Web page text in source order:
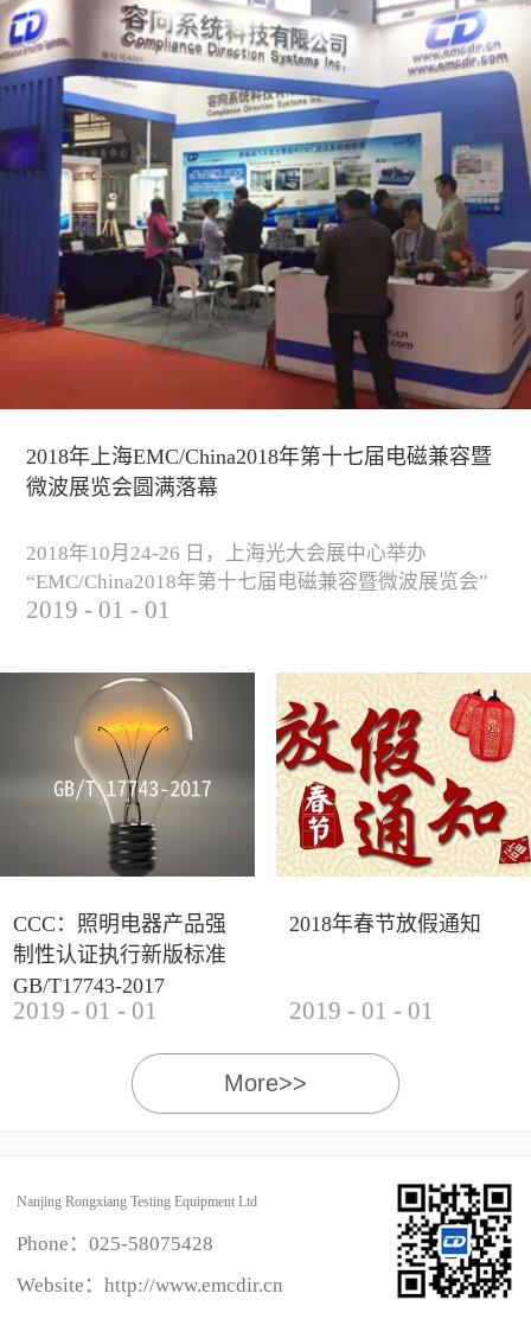
2018年上海EMC/China2018年第十七届电磁兼容暨
微波展览会圆满落幕
2018年10月24-26 日，上海光大会展中心举办
“EMC/China2018年第十七届电磁兼容暨微波展览会”
圆满落幕。我公司与来自军工、汽车、科研院校、通
状与未来，并展出测试、整改等行业尖端设备，吸引
业内外人士参观驻足。展会期间我公司举办了《电磁
兼容测试和设计技术》技术讲座，本次讲座同时特邀
德国Langer公司资深工程师Lars Glaesser...
2019 - 01 - 01
CCC：照明电器产品强
制性认证执行新版标准
GB/T17743-2017
2019 - 01 - 01
2018年春节放假通知
2019 - 01 - 01
More>>
Nanjing Rongxiang Testing Equipment Ltd
Phone： 025-58075428
Website：http://www.emcdir.cn